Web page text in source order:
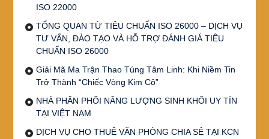
ISO 22000
TỔNG QUAN TỪ TIÊU CHUẨN ISO 26000 – DỊCH VỤ
TƯ VẤN, ĐÀO TẠO VÀ HỖ TRỢ ĐÁNH GIÁ TIÊU
CHUẨN ISO 26000
Giải Mã Ma Trận Thao Túng Tâm Linh: Khi Niềm Tin
Trở Thành “Chiếc Vòng Kim Cô”
NHÀ PHÂN PHỐI NĂNG LƯỢNG SINH KHỐI UY TÍN
TẠI VIỆT NAM
DỊCH VỤ CHO THUÊ VĂN PHÒNG CHIA SẺ TẠI KCN